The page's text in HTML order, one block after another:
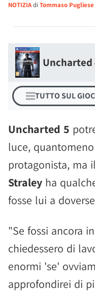
NOTIZIAdi Tommaso Pugliese
Uncharted
TUTTO SUL
Uncharted 5
luce,
protagonista, ma
Straley ha
fosse lui a
"Se fossi ancora in
chiedessero di
enormi 'se'
approfondirei di